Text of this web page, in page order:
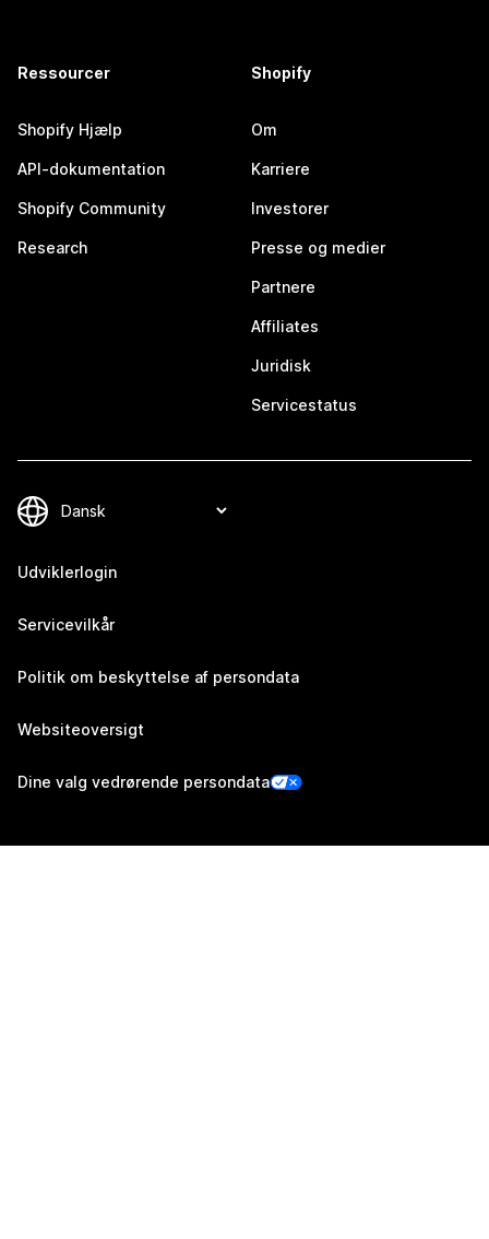
Ressourcer
Shopify Hjælp
API-dokumentation
Shopify Community
Research
Shopify
Om
Karriere
Investorer
Presse og medier
Partnere
Affiliates
Juridisk
Servicestatus
Udviklerlogin
Servicevilkår
Politik om beskyttelse af persondata
Websiteoversigt
Dine valg vedrørende persondata